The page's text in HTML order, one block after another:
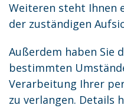
Weiteren steht Ihnen
der zuständigen
Außerdem haben Sie
bestimmten
Verarbeitung Ihrer
zu verlangen. Details